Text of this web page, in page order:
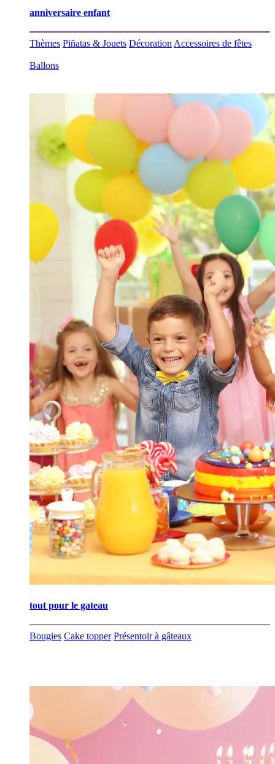
anniversaire enfant
Thèmes Piñatas & Jouets Décoration Accessoires de fêtes
Ballons
tout pour le gateau
Bougies Cake topper Présentoir à gâteaux